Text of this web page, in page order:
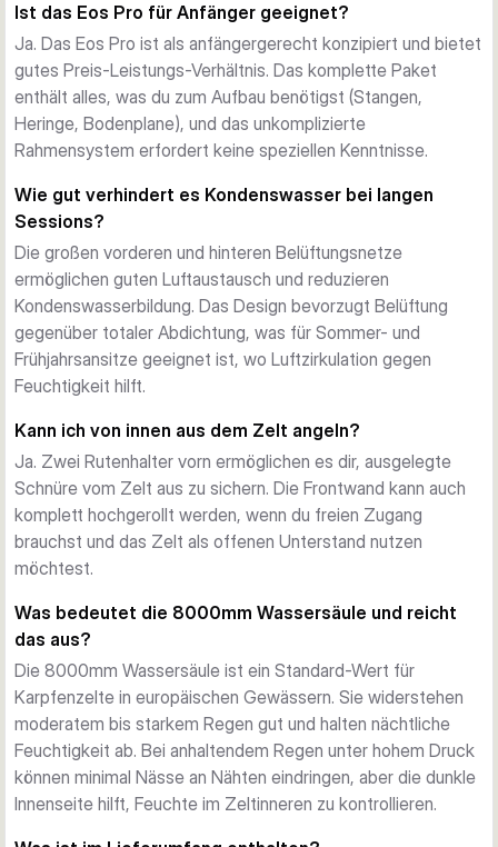
deine Ruhe vor nächtlichen Ansitzen.
Belüftung und Kondensschutz
Große Belüftungsnetze vorn und hinten verhindern
Kondenswasserbildung bei langen Sessions. Die Zwei-
Wege-Klapptür mit integriertem Netz und wahlweise PVC
oder Festpaneel gibt dir flexible Kontrolle über Frischluft und
Angeln und Komfort
Zwei Rutenhalter vorn ermöglichen Angeln mit ausgelegten
Schnüren direkt vom Zelt aus. Die Frontwand lässt sich
komplett zurücklegen und nutzt das Zelt als offenen
Unterstand. Innennetztaschen halten Kleinmaterial
griffbereit, und eine zentrale Aufhängeschlaufe trocknet
Kleidung und Ausrüstung.
Aufbau und Transport
und Verbindung zu Vapour Caps (separat). Im Lieferumfang:
zwei Sturmstangen, Bodenplane, robuste Heringe und
Tragetasche. Transportlänge 140cm, Packgewicht 10,1kg.
Ist das Eos Pro für Anfänger geeignet?
Ja. Das Eos Pro ist als anfängergerecht konzipiert und bietet
gutes Preis-Leistungs-Verhältnis. Das komplette Paket
enthält alles, was du zum Aufbau benötigst (Stangen,
Heringe, Bodenplane), und das unkomplizierte
Rahmensystem erfordert keine speziellen Kenntnisse.
Wie gut verhindert es Kondenswasser bei langen
Sessions?
Die großen vorderen und hinteren Belüftungsnetze
ermöglichen guten Luftaustausch und reduzieren
Kondenswasserbildung. Das Design bevorzugt Belüftung
gegenüber totaler Abdichtung, was für Sommer- und
Frühjahrsansitze geeignet ist, wo Luftzirkulation gegen
Feuchtigkeit hilft.
Kann ich von innen aus dem Zelt angeln?
Ja. Zwei Rutenhalter vorn ermöglichen es dir, ausgelegte
Schnüre vom Zelt aus zu sichern. Die Frontwand kann auch
komplett hochgerollt werden, wenn du freien Zugang
brauchst und das Zelt als offenen Unterstand nutzen
möchtest.
Was bedeutet die 8000mm Wassersäule und reicht
das aus?
Die 8000mm Wassersäule ist ein Standard-Wert für
Karpfenzelte in europäischen Gewässern. Sie widerstehen
moderatem bis starkem Regen gut und halten nächtliche
Feuchtigkeit ab. Bei anhaltendem Regen unter hohem Druck
können minimal Nässe an Nähten eindringen, aber die dunkle
Innenseite hilft, Feuchte im Zeltinneren zu kontrollieren.